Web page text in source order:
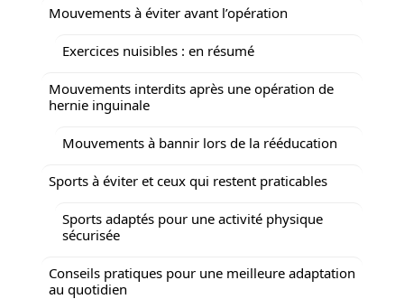
Mouvements à éviter avant l’opération
Exercices nuisibles : en résumé
Mouvements interdits après une opération de
hernie inguinale
Mouvements à bannir lors de la rééducation
Sports à éviter et ceux qui restent praticables
Sports adaptés pour une activité physique
sécurisée
Conseils pratiques pour une meilleure adaptation
au quotidien